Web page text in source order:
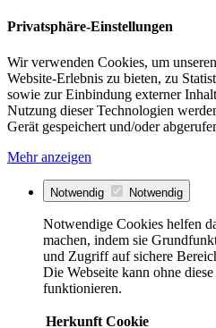
Privatsphäre-Einstellungen
Wir verwenden Cookies, um
Website-Erlebnis zu bieten, zu
sowie zur Einbindung externer
Nutzung dieser Technologien
Gerät gespeichert und/oder
Mehr anzeigen
Notwendig Notwendig
Notwendige Cookies helfen
machen, indem sie
und Zugriff auf sichere
Die Webseite kann ohne
funktionieren.
Herkunft Cookie